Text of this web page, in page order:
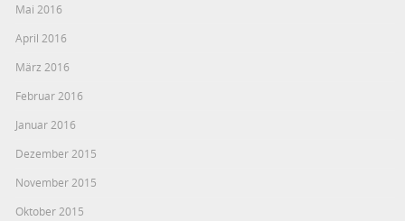
Mai 2016
April 2016
März 2016
Februar 2016
Januar 2016
Dezember 2015
November 2015
Oktober 2015